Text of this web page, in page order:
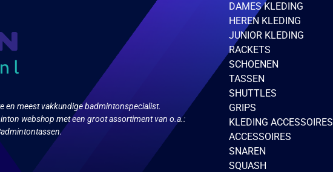
productpagina
en meest vakkundige badmintonspecialist.
webshop met een groot assortiment van o.a.:
DAMES KLEDING
HEREN KLEDING
JUNIOR KLEDING
RACKETS
SCHOENEN
TASSEN
SHUTTLES
GRIPS
KLEDING ACCESSOIRES
ACCESSOIRES
SNAREN
SQUASH